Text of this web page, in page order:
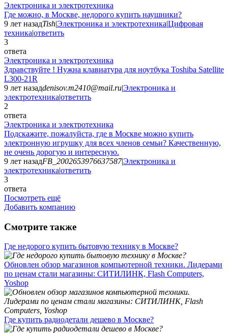
Электроника и электротехника
Где можно, в Москве, недорого купить наушники?
9 лет назадTish|Электроника и электротехника|Цифровая
техника|ответить
3
ответа
Электроника и электротехника
Здравствуйте ! Нужна клавиатура для ноутбука Toshiba Satellite
L300-21R
9 лет назадdenisov.m2410@mail.ru|Электроника и
электротехника|ответить
2
ответа
Электроника и электротехника
Подскажите, пожалуйста, где в Москве можно купить
электронную игрушку для всех членов семьи? Качественную,
не очень дорогую и интересную.
9 лет назадFB_2002653976637587|Электроника и
электротехника|ответить
3
ответа
Посмотреть ещё
Добавить компанию
Смотрите также
Где недорого купить бытовую технику в Москве?
Обновлен обзор магазинов компьютерной техники. Лидерами
по ценам стали магазины: СИТИЛИНК, Flash Computers,
Yoshop
Где купить радиодетали дешево в Москве?